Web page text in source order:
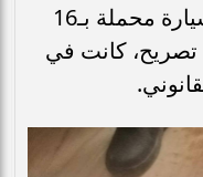
السوداء، بالإضافة إلى ضبط سيارة محملة بـ16
تصريح، كانت في